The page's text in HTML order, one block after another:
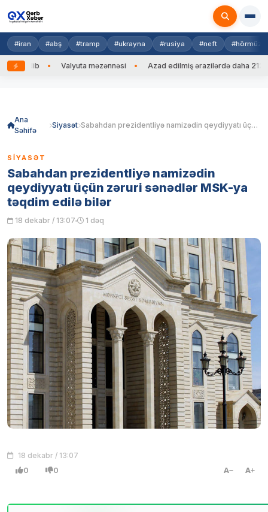
#iran #abş #tramp #ukrayna #rusiya #neft #hörmüz
edib Valyuta məzənnəsi Azad edilmiş ərazilərdə daha 212
Ana
Səhifə
Siyasət Sabahdan prezidentliyə namizədin qeydiyyatı üçün zəruri sənədlər MSK-ya təqdim edilə bilər
SIYASƏT
Sabahdan prezidentliyə namizədin
qeydiyyatı üçün zəruri sənədlər MSK-ya
təqdim edilə bilər
18 dekabr / 13:07 1 dəq
18 dekabr / 13:07
0 0 A A